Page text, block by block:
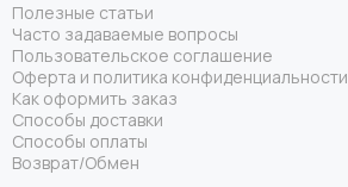
Полезные статьи
Часто задаваемые вопросы
Пользовательское соглашение
Оферта и политика конфиденциальности
Как оформить заказ
Способы доставки
Способы оплаты
Возврат/Обмен